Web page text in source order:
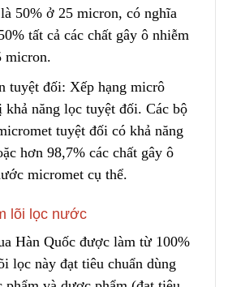
50% ở 25 micron, có nghĩa
tất cả các chất gây ô nhiễm
micron.
tuyệt đối: Xếp hạng micrô
năng lọc tuyệt đối. Các bộ
tuyệt đối có khả năng
hơn 98,7% các chất gây ô
micromet cụ thể.
lõi lọc nước
Hàn Quốc được làm từ 100%
lọc này đạt tiêu chuẩn dùng